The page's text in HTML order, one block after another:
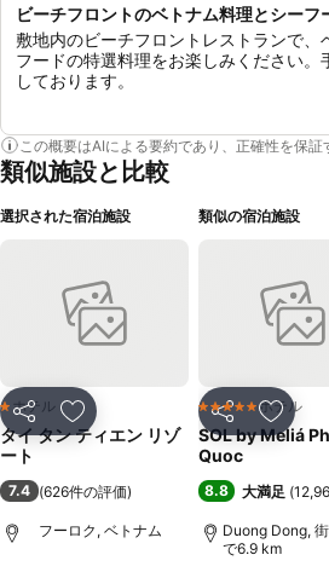
ビーチフロントのベトナム料理とシーフ
敷地内のビーチフロントレストランで、
フードの特選料理をお楽しみください。
しております。
この概要はAIによる要約であり、正確性を保証
類似施設と比較
選択された宿泊施設
シェア お気に入りに追加
1 ホテルのランク
ホテル
タイ タン ティエン リゾ
ート
7.4 (626件の評価)
フーロク, ベトナム
類似の宿泊施設
シェア お気
5 ホテルのランク
ホテル
SOL by Meliá
Quoc
8.8 大満足 (
Duong Dong,
で6.9 km